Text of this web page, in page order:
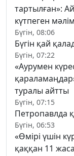
тартылған»:
күтпеген
Бүгін, 08:06
Бүгін қай
Бүгін, 07:22
«Аурумен
туралы айтты
Бүгін, 07:15
Петропавлда
Бүгін, 06:53
«Өмірі үшін
қаққан 11